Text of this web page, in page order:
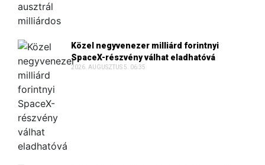
Közel negyvenezer milliárd forintnyi
SpaceX-részvény válhat eladhatóvá
2026. AUGUSZTUS 5. 06:35